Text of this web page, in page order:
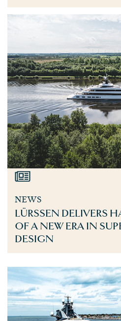
NEWS
LÜRSSEN DELIVERS
OF A NEW ERA IN
DESIGN